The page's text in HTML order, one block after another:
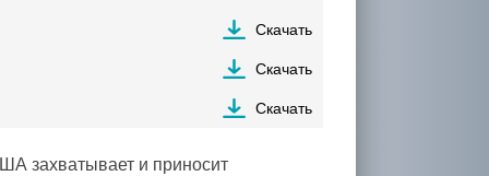
Скачать
Скачать
Скачать
захватывает и приносит